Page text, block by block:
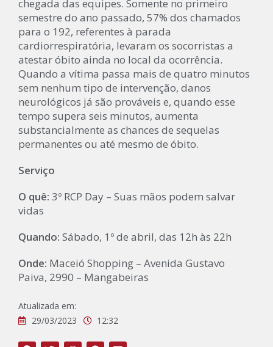
chegada das equipes. Somente no primeiro
semestre do ano passado, 57% dos chamados
para o 192, referentes à parada
cardiorrespiratória, levaram os socorristas a
atestar óbito ainda no local da ocorrência.
Quando a vítima passa mais de quatro minutos
sem nenhum tipo de intervenção, danos
neurológicos já são prováveis e, quando esse
tempo supera seis minutos, aumenta
substancialmente as chances de sequelas
permanentes ou até mesmo de óbito.
Serviço
O quê: 3º RCP Day – Suas mãos podem salvar
vidas
Quando: Sábado, 1º de abril, das 12h às 22h
Onde: Maceió Shopping – Avenida Gustavo
Paiva, 2990 – Mangabeiras
Atualizada em:
29/03/2023
12:32